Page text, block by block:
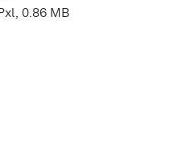
0.86 MB